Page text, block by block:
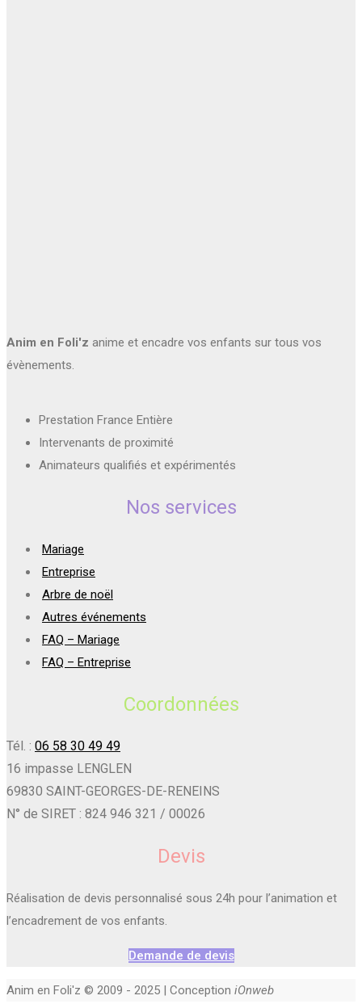
Anim en Foli'z anime et encadre vos enfants sur tous vos
évènements.
Prestation France Entière
Intervenants de proximité
Animateurs qualifiés et expérimentés
Nos services
Mariage
Entreprise
Arbre de noël
Autres événements
FAQ – Mariage
FAQ – Entreprise
Coordonnées
Tél. : 06 58 30 49 49
16 impasse LENGLEN
69830 SAINT-GEORGES-DE-RENEINS
N° de SIRET : 824 946 321 / 00026
Devis
Réalisation de devis personnalisé sous 24h pour l’animation et
l’encadrement de vos enfants.
Demande de devis
Anim en Foli'z © 2009 - 2025 | Conception iOnweb